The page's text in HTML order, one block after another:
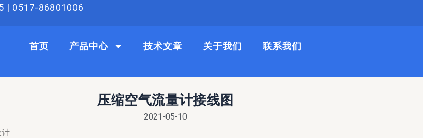
| 0517-86801006
首页 产品中心 技术文章 关于我们 联系我们
压缩空气流量计接线图
2021-05-10